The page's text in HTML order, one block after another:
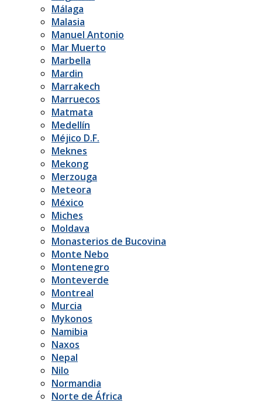
Málaga
Malasia
Manuel Antonio
Mar Muerto
Marbella
Mardin
Marrakech
Marruecos
Matmata
Medellín
Méjico D.F.
Meknes
Mekong
Merzouga
Meteora
México
Miches
Moldava
Monasterios de Bucovina
Monte Nebo
Montenegro
Monteverde
Montreal
Murcia
Mykonos
Namibia
Naxos
Nepal
Nilo
Normandia
Norte de África